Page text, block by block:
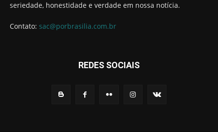
seriedade, honestidade e verdade em nossa notícia.
Contato: sac@porbrasilia.com.br
REDES SOCIAIS